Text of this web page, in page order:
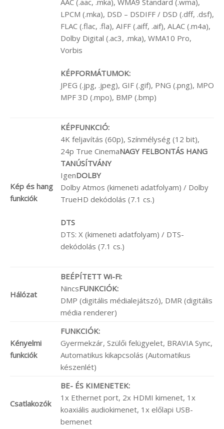
LPCM (.mka), DSD – DSDIFF / DSD (.dff, .dsf),
FLAC (.flac, .fla), AIFF (.aiff, .aif), ALAC (.m4a),
Dolby Digital (.ac3, .mka), WMA10 Pro,
Vorbis
KÉPFORMÁTUMOK:
JPEG (.jpg, .jpeg), GIF (.gif), PNG (.png), MPO
MPF 3D (.mpo), BMP (.bmp)
Kép és hang
funkciók
KÉPFUNKCIÓ:
4K feljavítás (60p), Színmélység (12 bit),
24p True CinemaNAGY FELBONTÁS HANG
TANÚSÍTVÁNY
IgenDOLBY
Dolby Atmos (kimeneti adatfolyam) / Dolby
TrueHD dekódolás (7.1 cs.)
DTS
DTS: X (kimeneti adatfolyam) / DTS-
dekódolás (7.1 cs.)
Hálózat
BEÉPÍTETT Wi-Fi:
NincsFUNKCIÓK:
DMP (digitális médialejátszó), DMR (digitális
média renderer)
Kényelmi
funkciók
FUNKCIÓK:
Gyermekzár, Szülői felügyelet, BRAVIA Sync,
Automatikus kikapcsolás (Automatikus
készenlét)
Csatlakozók
BE- ÉS KIMENETEK:
1x Ethernet port, 2x HDMI kimenet, 1x
koaxiális audiokimenet, 1x előlapi USB-
bemenet